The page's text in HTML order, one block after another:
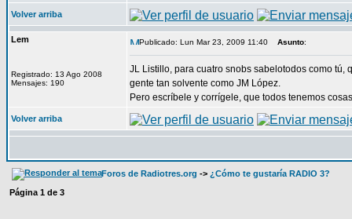
Volver arriba
Lem
Registrado: 13 Ago 2008
Mensajes: 190
Publicado: Lun Mar 23, 2009 11:40 Asunto:
JL Listillo, para cuatro snobs sabelotodos como
gente tan solvente como JM López.
Pero escríbele y corrígele, que todos tenemos
Volver arriba
Foros de Radiotres.org -> ¿Cómo te gustaría RADIO 3?
Página 1 de 3